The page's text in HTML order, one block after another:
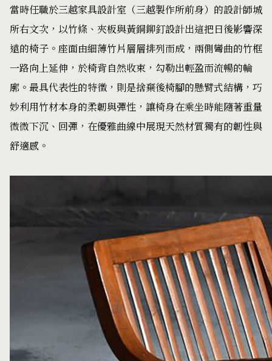
當時任職於三越家具設計室（三越製作所前身）的設計師城
所右文次，以竹條、夾板與黃銅鉚釘設計出這把日後影響深
遠的椅子。座面由細薄竹片層層排列而成，兩側彎曲的竹框
一路向上延伸，於椅背自然收束，勾勒出輕盈而流暢的輪
廓。最具代表性的特徵，則是捨棄後椅腳的懸臂式結構，巧
妙利用竹材本身的柔韌與彈性，讓椅身在乘坐時能隨著重量
微微下沉、回彈，在優雅曲線中展現天然材質獨有的韌性與
舒適感。